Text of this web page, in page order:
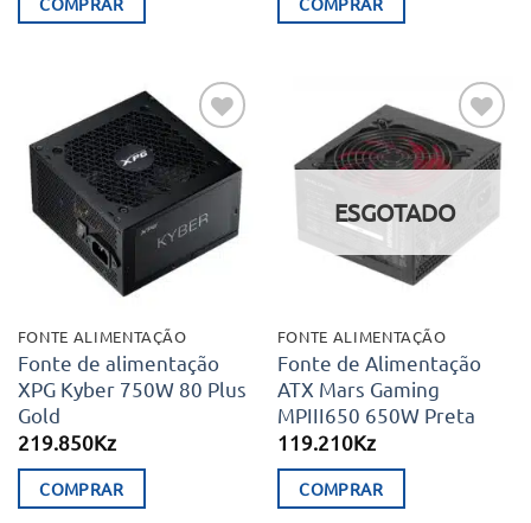
era:
Adicionar
aos meus
desejos
FONTE ALIMENTAÇÃO
Fonte de alimentação
XPG Kyber 750W 80 Plus
Gold
219.850Kz
COMPRAR
Adicionar
aos meus
ESGOTADO
FONTE ALIMENTAÇÃO
Fonte de Alimentação
ATX Mars Gaming
MPIII650 650W Preta
119.210Kz
COMPRAR